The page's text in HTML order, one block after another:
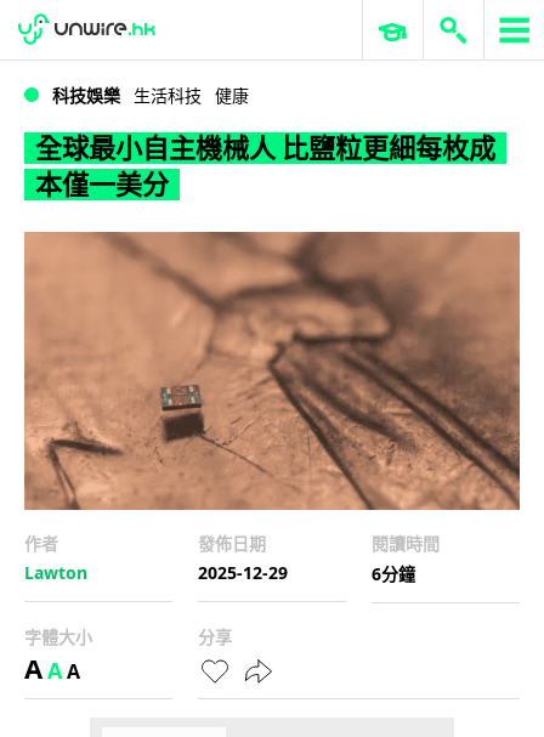
WWDC 2026 ERP 與商業 AI
科技娛樂 生活科技 健康
全球最小自主機械人 比鹽粒更細每枚成
本僅一美分
作者
Lawton
發佈日期
2025-12-29
閱讀時間
6分鐘
字體大小
AAA
分享